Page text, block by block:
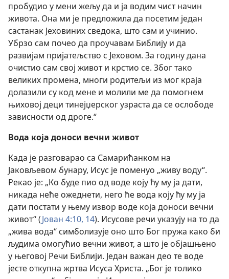
пробудио у мени жељу да и ја водим чист начин
живота. Она ми је предложила да посетим један
састанак Јеховиних сведока, што сам и учинио.
Убрзо сам почео да проучавам Библију и да
развијам пријатељство с Јеховом. За годину дана
очистио сам свој живот и крстио се. Због тако
великих промена, многи родитељи из мог краја
долазили су код мене и молили ме да помогнем
њиховој деци тинејџерског узраста да се ослободе
зависности од дроге.“
Вода која доноси вечни живот
Када је разговарао са Самарићанком на
Јаковљевом бунару, Исус је поменуо „живу воду“.
Рекао је: „Ко буде пио од воде коју ћу му ја дати,
никада неће ожеднети, него ће вода коју ћу му ја
дати постати у њему извор воде која доноси вечни
живот“ (Јован 4:10, 14). Исусове речи указују на то да
„жива вода“ симболизује оно што Бог пружа како би
људима омогућио вечни живот, а што је објашњено
у његовој Речи Библији. Један важан део те воде
јесте откупна жртва Исуса Христа. „Бог је толико